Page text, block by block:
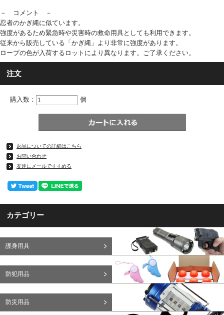
－ コメント －
忍者のかぎ縄に似ています。
強度があるため緊急時や災害時の救命用具としても利用できます。
従来から販売している「かぎ縄」より非常に強度があります。
ロープの色が入荷するロットにより異なります。ご了承ください。
注文
購入数： 個
返品についての詳細はこちら
お問い合わせ
友達にメールですすめる
カテゴリー
護身用具
防犯用品
防災用品